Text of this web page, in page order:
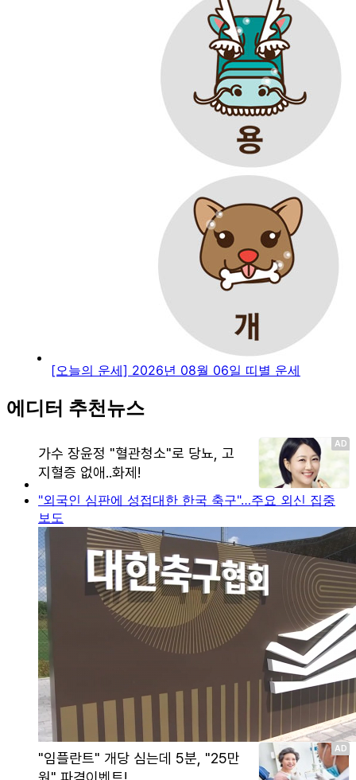
[오늘의 운세] 2026년 08월 06일 띠별 운세
에디터 추천뉴스
"외국인 심판에 성접대한 한국 축구"…주요 외신 집중
보도